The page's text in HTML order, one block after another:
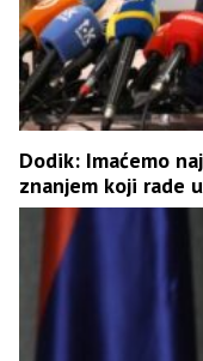
Dodik: Imaćemo
znanjem koji rade